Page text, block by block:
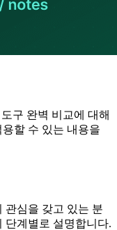
구 완벽 비교에 대해
할 수 있는 내용을
관심을 갖고 있는 분
단계별로 설명합니다.